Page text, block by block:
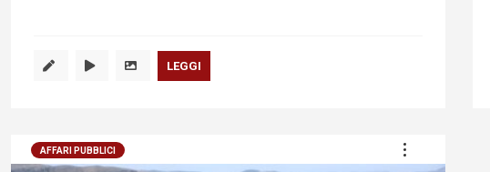
LEGGI
AFFARI PUBBLICI